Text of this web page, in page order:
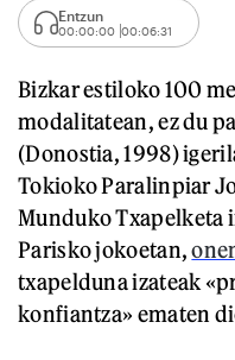
Entzun
00:00:00 00:06:31
Bizkar estiloko 100
modalitatean, ez du
(Donostia, 1998)
Tokioko Paralinpiar
Munduko Txapelketa
Parisko jokoetan,
txapelduna izateak
konfiantza» ematen